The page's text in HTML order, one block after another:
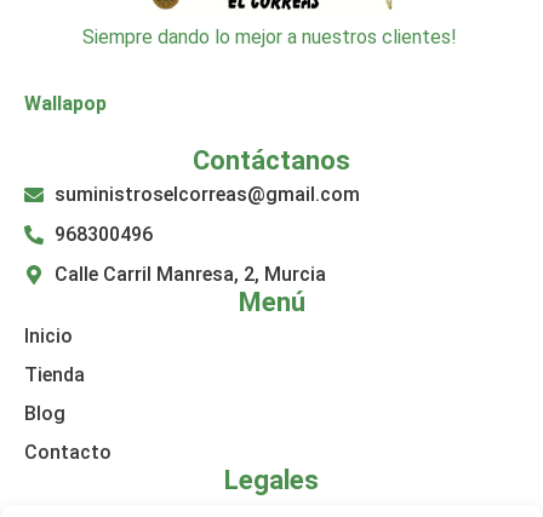
Siempre dando lo mejor a nuestros clientes!
Wallapop
Menú
Inicio
Tienda
Blog
Contacto
Legales
Contáctanos
suministroselcorreas@gmail.com
968300496
Calle Carril Manresa, 2, Murcia